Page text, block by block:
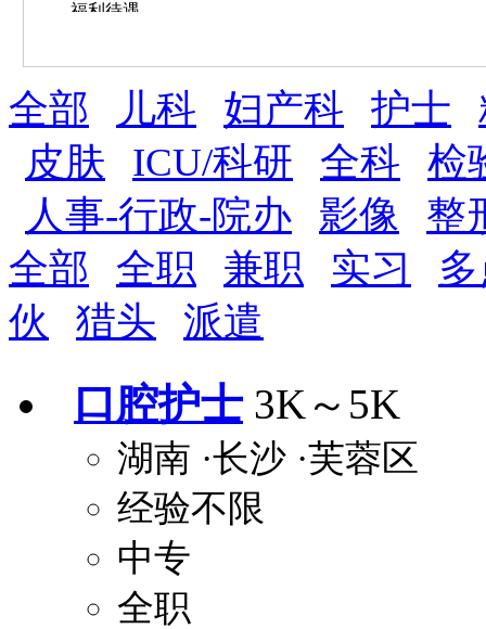
福利待遇
薪资与社保
五险 住房公积金 企业
全勤奖 加班补助 全薪病假 股票
法定节假日三薪 工龄奖 带薪年假 年终
晋升与政策
8小时工作制 周末双休
关怀与福利
包住 包吃 住房补贴
定期团建 节日福利
解决户口
员工旅游
全部 儿科 妇产科 护士
皮肤
ICU/科研 全科
检
人事-行政-院办
影像
整
全部
全职 兼职 实习
伙
猎头 派遣
口腔护士 3K～5K
湖南 ·长沙 ·芙蓉区
经验不限
中专
全职